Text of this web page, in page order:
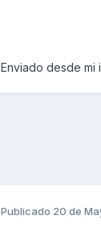
Enviado desde mi
Publicado 20 de